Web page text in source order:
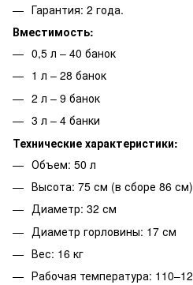
Гарантия: 2 года.
Вместимость:
0,5 л – 40 банок
1 л – 28 банок
2 л – 9 банок
3 л – 4 банки
Технические характеристики:
Объем: 50 л
Высота: 75 см (в сборе 86 см)
Диаметр: 32 см
Диаметр горловины: 17 см
Вес: 16 кг
Рабочая температура: